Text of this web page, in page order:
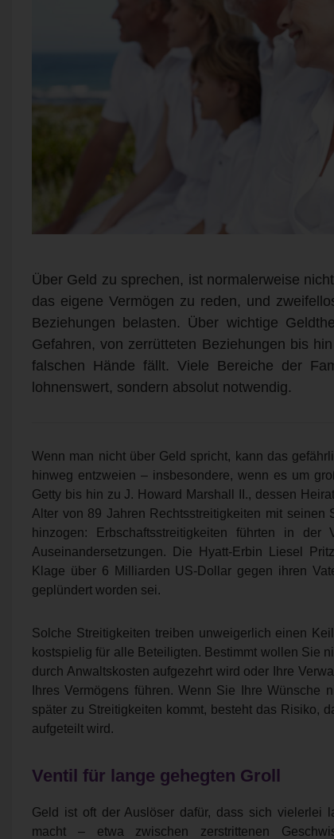
Über Geld zu sprechen, ist normalerweise
das eigene Vermögen zu reden, und
Beziehungen belasten. Über wichtige
Gefahren, von zerrütteten Beziehungen bis
falschen Hände fällt. Viele Bereiche der
lohnenswert, sondern absolut notwendig.
Wenn man nicht über Geld spricht, kann das
hinweg entzweien – insbesondere, wenn es um
Getty bis hin zu J. Howard Marshall II., dessen
Alter von 89 Jahren Rechtsstreitigkeiten mit
hinzogen: Erbschaftsstreitigkeiten führten in
Auseinandersetzungen. Die Hyatt-Erbin Liesel
Klage über 6 Milliarden US-Dollar gegen ihren
geplündert worden sei.
Solche Streitigkeiten treiben unweigerlich einen
kostspielig für alle Beteiligten. Bestimmt wollen Sie
durch Anwaltskosten aufgezehrt wird oder Ihre
Ihres Vermögens führen. Wenn Sie Ihre
später zu Streitigkeiten kommt, besteht das Risiko,
aufgeteilt wird.
Ventil für lange gehegten Groll
Geld ist oft der Auslöser dafür, dass sich vielerlei
macht – etwa zwischen zerstrittenen